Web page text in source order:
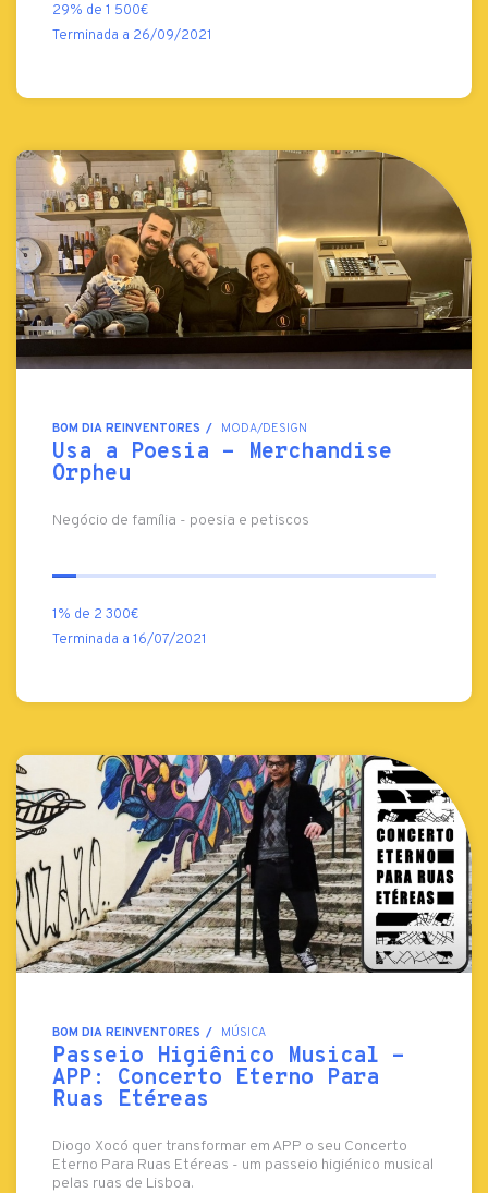
29% de 1 500€
Terminada a 26/09/2021
BOM DIA REINVENTORES MODA/DESIGN
Usa a Poesia - Merchandise
Orpheu
Negócio de família - poesia e petiscos
1% de 2 300€
Terminada a 16/07/2021
BOM DIA REINVENTORES MÚSICA
Passeio Higiênico Musical -
APP: Concerto Eterno Para
Ruas Etéreas
Diogo Xocó quer transformar em APP o seu Concerto
Eterno Para Ruas Etéreas - um passeio higiénico musical
pelas ruas de Lisboa.